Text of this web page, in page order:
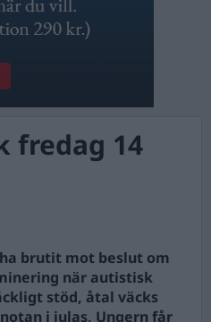
fredag 14
brutit mot beslut om
när autistisk
stöd, åtal väcks
i julas, Ungern får